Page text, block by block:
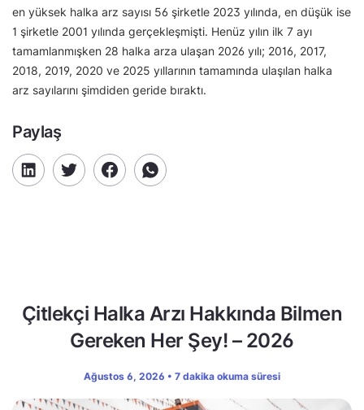
en yüksek halka arz sayısı 56 şirketle 2023 yılında, en düşük ise
1 şirketle 2001 yılında gerçekleşmişti. Henüz yılın ilk 7 ayı
tamamlanmışken 28 halka arza ulaşan 2026 yılı; 2016, 2017,
2018, 2019, 2020 ve 2025 yıllarının tamamında ulaşılan halka
arz sayılarını şimdiden geride bıraktı.
Paylaş
Çitlekçi Halka Arzı Hakkında Bilmen
Gereken Her Şey! – 2026
Ağustos 6, 2026 • 7 dakika okuma süresi